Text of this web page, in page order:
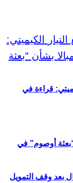
أوصوم” في
قراءة في
بعد وقف التمويل